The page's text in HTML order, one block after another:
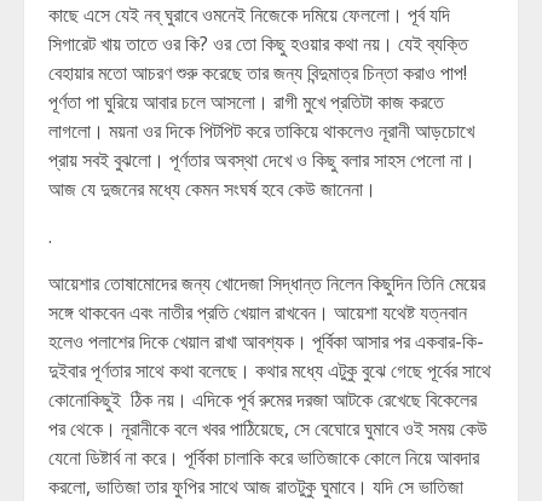
কাছে এসে যেই নব্ ঘুরাবে ওমনেই নিজেকে দমিয়ে ফেললো। পূর্ব যদি
সিগারেট খায় তাতে ওর কি? ওর তো কিছু হওয়ার কথা নয়। যেই ব্যক্তি
বেহায়ার মতো আচরণ শুরু করেছে তার জন্য বিন্দুমাত্র চিন্তা করাও পাপ!
পূর্ণতা পা ঘুরিয়ে আবার চলে আসলো। রাগী মুখে প্রতিটা কাজ করতে
লাগলো। ময়না ওর দিকে পিটপিট করে তাকিয়ে থাকলেও নূরানী আড়চোখে
প্রায় সবই বুঝলো। পূর্ণতার অবস্থা দেখে ও কিছু বলার সাহস পেলো না।
আজ যে দুজনের মধ্যে কেমন সংঘর্ষ হবে কেউ জানেনা।
.
আয়েশার তোষামোদের জন্য খোদেজা সিদ্ধান্ত নিলেন কিছুদিন তিনি মেয়ের
সঙ্গে থাকবেন এবং নাতীর প্রতি খেয়াল রাখবেন। আয়েশা যথেষ্ট যত্নবান
হলেও পলাশের দিকে খেয়াল রাখা আবশ্যক। পূর্বিকা আসার পর একবার-কি-
দুইবার পূর্ণতার সাথে কথা বলেছে। কথার মধ্যে এটুকু বুঝে গেছে পূর্বের সাথে
কোনোকিছুই ঠিক নয়। এদিকে পূর্ব রুমের দরজা আটকে রেখেছে বিকেলের
পর থেকে। নূরানীকে বলে খবর পাঠিয়েছে, সে বেঘোরে ঘুমাবে ওই সময় কেউ
যেনো ডিষ্টার্ব না করে। পূর্বিকা চালাকি করে ভাতিজাকে কোলে নিয়ে আবদার
করলো, ভাতিজা তার ফুপির সাথে আজ রাতটুকু ঘুমাবে। যদি সে ভাতিজা